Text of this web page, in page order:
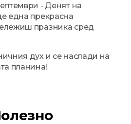
- Денят на
една прекрасна
празника сред
дух и се наслади на
планина!